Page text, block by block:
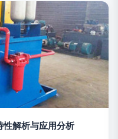
解析与应用分析